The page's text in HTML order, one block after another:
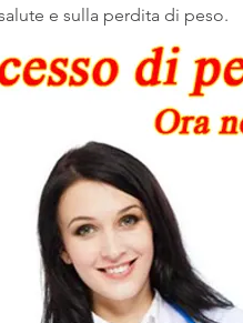
e sulla perdita di peso.